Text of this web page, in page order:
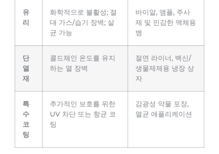
유
리
화학적으로 불활성; 절
대 가스/습기 장벽; 살
균 가능
바이알, 앰플, 주사
제 및 민감한 액체용
병
단
열
재
콜드체인 온도를 유지
하는 열 장벽
절연 라이너, 백신/
생물제제용 냉장 상
자
특
수
코
팅
추가적인 보호를 위한
UV 차단 또는 항균 코
팅
감광성 약물 포장,
멸균 애플리케이션